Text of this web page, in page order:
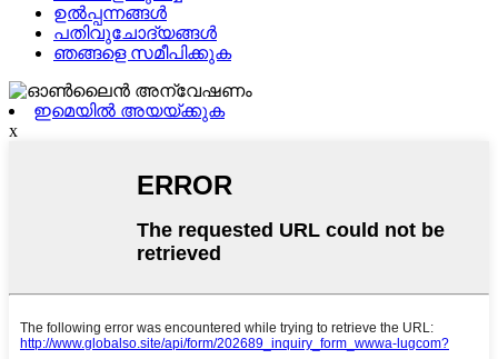
ഉൽപ്പന്നങ്ങൾ
പതിവുചോദ്യങ്ങൾ
ഞങ്ങളെ സമീപിക്കുക
ഇമെയിൽ അയയ്ക്കുക
x